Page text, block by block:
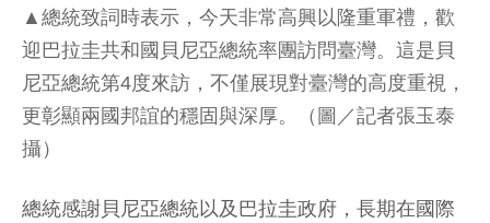
▲總統致詞時表示，今天非常高興以隆重軍禮，歡
迎巴拉圭共和國貝尼亞總統率團訪問臺灣。這是貝
尼亞總統第4度來訪，不僅展現對臺灣的高度重視，
更彰顯兩國邦誼的穩固與深厚。（圖／記者張玉泰
攝）
總統感謝貝尼亞總統以及巴拉圭政府，長期在國際